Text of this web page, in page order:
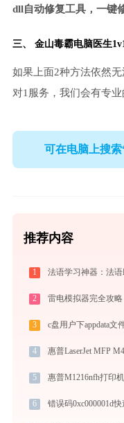
dll自动修复工具，一键
三、 金山毒霸电脑医生
如果上面2种方法依然
对1服务，我们会有专
可在电脑上搜
推荐内容
1
2
3 c盘用户下appdata文
4 惠普LaserJet MFP
5
6 错误码0xc000001d